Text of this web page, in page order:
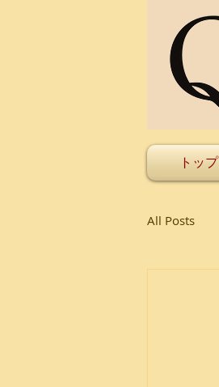
トップ
All Posts